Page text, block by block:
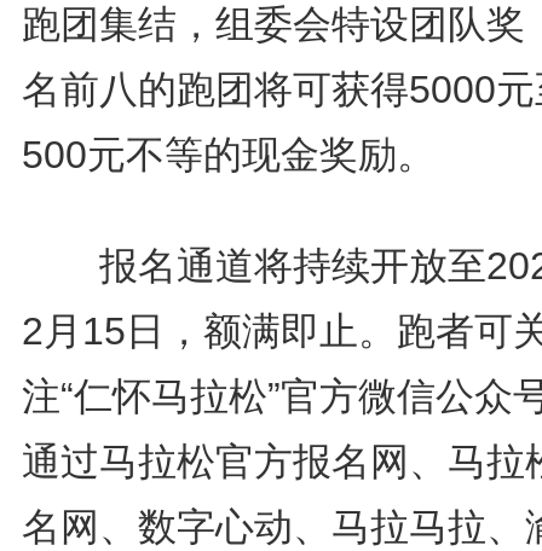
跑团集结，组委会特设团队奖
名前八的跑团将可获得5000
500元不等的现金奖励。
报名通道将持续开放至
2月15日，额满即止。跑者可
注“仁怀马拉松”官方微信公众
通过马拉松官方报名网、马拉
名网、数字心动、马拉马拉、